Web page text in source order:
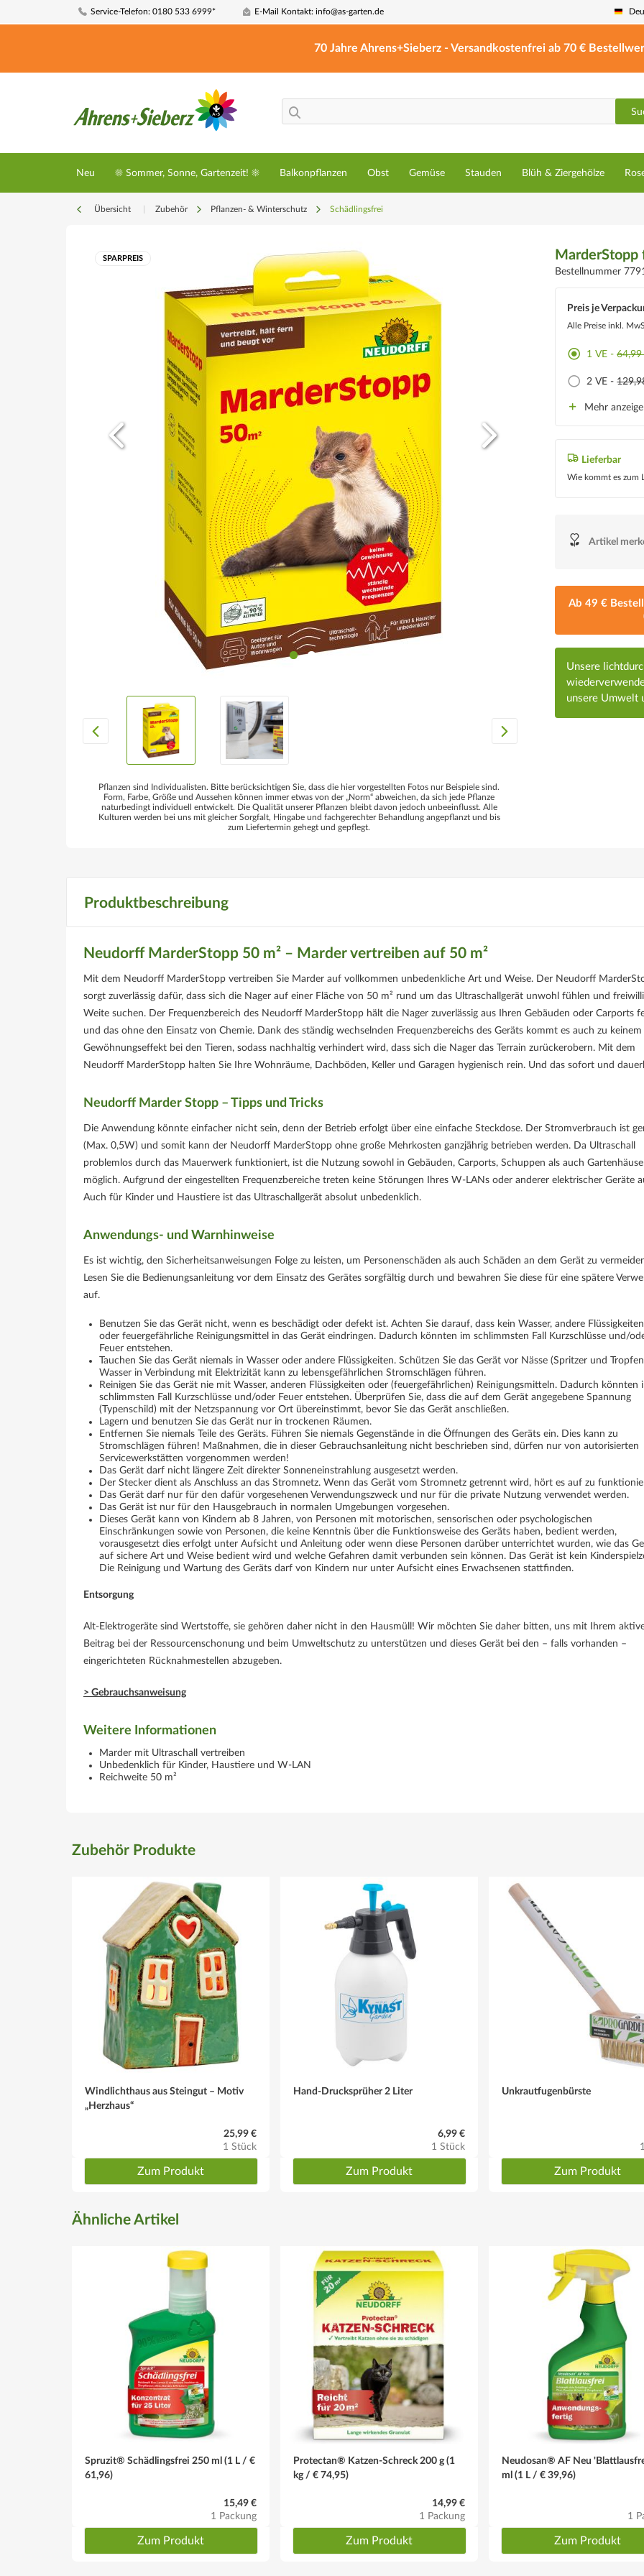
Service-Telefon: 0180 533 6999* E-Mail Kontakt: info@as-garten.de
70 Jahre Ahrens+Sieberz - Versandkostenfrei ab 70 €
Neu ☀️ Sommer, Sonne, Gartenzeit! ☀️ Balkonpflanzen Obst Gemüse Stauden Blüh & Ziergehölze
Übersicht Zubehör Pflanzen- & Winterschutz Schädlingsfrei
SPARPREIS
Pflanzen sind Individualisten. Bitte berücksichtigen Sie, dass die hier vorgestellten Fotos nur Beispiele sind.
Form, Farbe, Größe und Aussehen können immer etwas von der „Norm“ abweichen, da sich jede Pflanze
naturbedingt individuell entwickelt. Die Qualität unserer Pflanzen bleibt davon jedoch unbeeinflusst. Alle
Kulturen werden bei uns mit gleicher Sorgfalt, Hingabe und fachgerechter Behandlung angepflanzt und bis
zum Liefertermin gehegt und gepflegt.
MarderStopp
Bestellnummer
Preis je
Alle Preise inkl.
1 VE -64,99
2 VE -
Mehr
Lieferbar
Wie kommt es zum
Artikel
Ab 49 €
Unsere
unsere Umwelt
Produktbeschreibung
Neudorff MarderStopp 50 m² – Marder vertreiben auf 50 m²
Mit dem Neudorff MarderStopp vertreiben Sie Marder auf vollkommen unbedenkliche Art und Weise. Der Neudorff
sorgt zuverlässig dafür, dass sich die Nager auf einer Fläche von 50 m² rund um das Ultraschallgerät unwohl fühlen und
Weite suchen. Der Frequenzbereich des Neudorff MarderStopp hält die Nager zuverlässig aus Ihren Gebäuden oder Carports
und das ohne den Einsatz von Chemie. Dank des ständig wechselnden Frequenzbereichs des Geräts kommt es auch zu keinem
Gewöhnungseffekt bei den Tieren, sodass nachhaltig verhindert wird, dass sich die Nager das Terrain zurückerobern. Mit dem
Neudorff MarderStopp halten Sie Ihre Wohnräume, Dachböden, Keller und Garagen hygienisch rein. Und das sofort und
Neudorff Marder Stopp – Tipps und Tricks
Die Anwendung könnte einfacher nicht sein, denn der Betrieb erfolgt über eine einfache Steckdose. Der Stromverbrauch ist
(Max. 0,5W) und somit kann der Neudorff MarderStopp ohne große Mehrkosten ganzjährig betrieben werden. Da Ultraschall
problemlos durch das Mauerwerk funktioniert, ist die Nutzung sowohl in Gebäuden, Carports, Schuppen als auch
möglich. Aufgrund der eingestellten Frequenzbereiche treten keine Störungen Ihres W-LANs oder anderer elektrischer Geräte
Auch für Kinder und Haustiere ist das Ultraschallgerät absolut unbedenklich.
Anwendungs- und Warnhinweise
Es ist wichtig, den Sicherheitsanweisungen Folge zu leisten, um Personenschäden als auch Schäden an dem Gerät zu
Lesen Sie die Bedienungsanleitung vor dem Einsatz des Gerätes sorgfältig durch und bewahren Sie diese für eine spätere
auf.
Benutzen Sie das Gerät nicht, wenn es beschädigt oder defekt ist. Achten Sie darauf, dass kein Wasser, andere Flüssigkeiten
oder feuergefährliche Reinigungsmittel in das Gerät eindringen. Dadurch könnten im schlimmsten Fall Kurzschlüsse und/
Feuer entstehen.
Tauchen Sie das Gerät niemals in Wasser oder andere Flüssigkeiten. Schützen Sie das Gerät vor Nässe (Spritzer und
Wasser in Verbindung mit Elektrizität kann zu lebensgefährlichen Stromschlägen führen.
Reinigen Sie das Gerät nie mit Wasser, anderen Flüssigkeiten oder (feuergefährlichen) Reinigungsmitteln. Dadurch könnten
schlimmsten Fall Kurzschlüsse und/oder Feuer entstehen. Überprüfen Sie, dass die auf dem Gerät angegebene Spannung
(Typenschild) mit der Netzspannung vor Ort übereinstimmt, bevor Sie das Gerät anschließen.
Lagern und benutzen Sie das Gerät nur in trockenen Räumen.
Entfernen Sie niemals Teile des Geräts. Führen Sie niemals Gegenstände in die Öffnungen des Geräts ein. Dies kann zu
Stromschlägen führen! Maßnahmen, die in dieser Gebrauchsanleitung nicht beschrieben sind, dürfen nur von autorisierten
Servicewerkstätten vorgenommen werden!
Das Gerät darf nicht längere Zeit direkter Sonneneinstrahlung ausgesetzt werden.
Der Stecker dient als Anschluss an das Stromnetz. Wenn das Gerät vom Stromnetz getrennt wird, hört es auf zu
Das Gerät darf nur für den dafür vorgesehenen Verwendungszweck und nur für die private Nutzung verwendet werden.
Das Gerät ist nur für den Hausgebrauch in normalen Umgebungen vorgesehen.
Dieses Gerät kann von Kindern ab 8 Jahren, von Personen mit motorischen, sensorischen oder psychologischen
Einschränkungen sowie von Personen, die keine Kenntnis über die Funktionsweise des Geräts haben, bedient werden,
vorausgesetzt dies erfolgt unter Aufsicht und Anleitung oder wenn diese Personen darüber unterrichtet wurden, wie das
auf sichere Art und Weise bedient wird und welche Gefahren damit verbunden sein können. Das Gerät ist kein
Die Reinigung und Wartung des Geräts darf von Kindern nur unter Aufsicht eines Erwachsenen stattfinden.
Entsorgung
Alt-Elektrogeräte sind Wertstoffe, sie gehören daher nicht in den Hausmüll! Wir möchten Sie daher bitten, uns mit Ihrem
Beitrag bei der Ressourcenschonung und beim Umweltschutz zu unterstützen und dieses Gerät bei den – falls vorhanden –
eingerichteten Rücknahmestellen abzugeben.
> Gebrauchsanweisung
Weitere Informationen
Marder mit Ultraschall vertreiben
Unbedenklich für Kinder, Haustiere und W-LAN
Reichweite 50 m²
Zubehör Produkte
Windlichthaus aus Steingut – Motiv
„Herzhaus“
25,99 €
1 Stück
Zum Produkt
Hand-Drucksprüher 2 Liter
6,99 €
1 Stück
Zum Produkt
Unkrautfugenbürste
Zum Produkt
Ähnliche Artikel
Spruzit® Schädlingsfrei 250 ml (1 L / €
61,96)
15,49 €
1 Packung
Zum Produkt
Protectan® Katzen-Schreck 200 g (1
kg / € 74,95)
14,99 €
1 Packung
Zum Produkt
Neudosan® AF Neu
ml (1 L / € 39,96)
1
Zum Produkt